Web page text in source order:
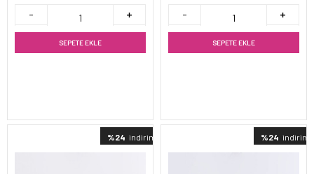
SEPETE EKLE SEPETE EKLE
%24 indirimli %24 indirimli